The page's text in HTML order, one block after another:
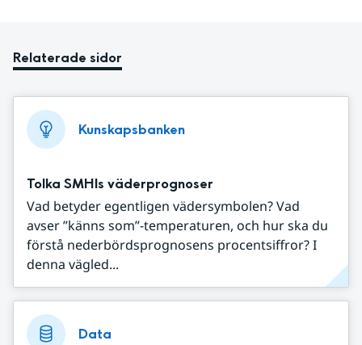
Relaterade sidor
Kunskapsbanken
Tolka SMHIs väderprognoser
Vad betyder egentligen vädersymbolen? Vad
avser ”känns som”-temperaturen, och hur ska du
förstå nederbördsprognosens procentsiffror? I
denna vägled...
Data